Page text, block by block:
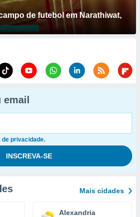
de futebol em Narathiwat,
de privacidade.
Mais cidades
Alexandria